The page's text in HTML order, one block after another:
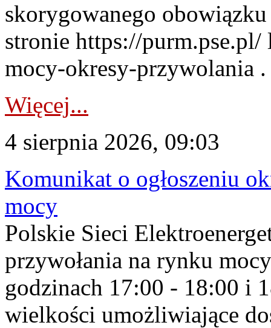
skorygowanego
stronie https://
mocy-okresy-przywolania
Więcej...
4 sierpnia 2026, 09:03
Komunikat o ogłoszeniu
mocy
Polskie Sieci
przywołania na rynku
godzinach 17:00 - 18:00 i
wielkości umożliwiające